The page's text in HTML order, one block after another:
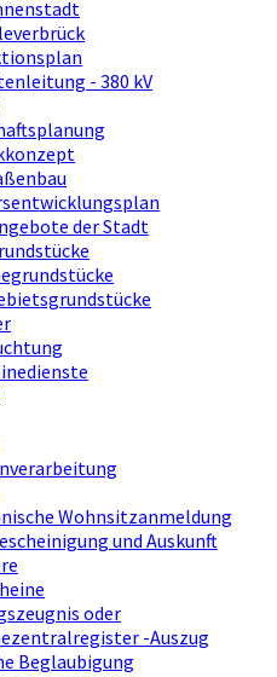
- 380 kV
der Stadt
Wohnsitzanmeldung
und Auskunft
oder
-Auszug
Beglaubigung